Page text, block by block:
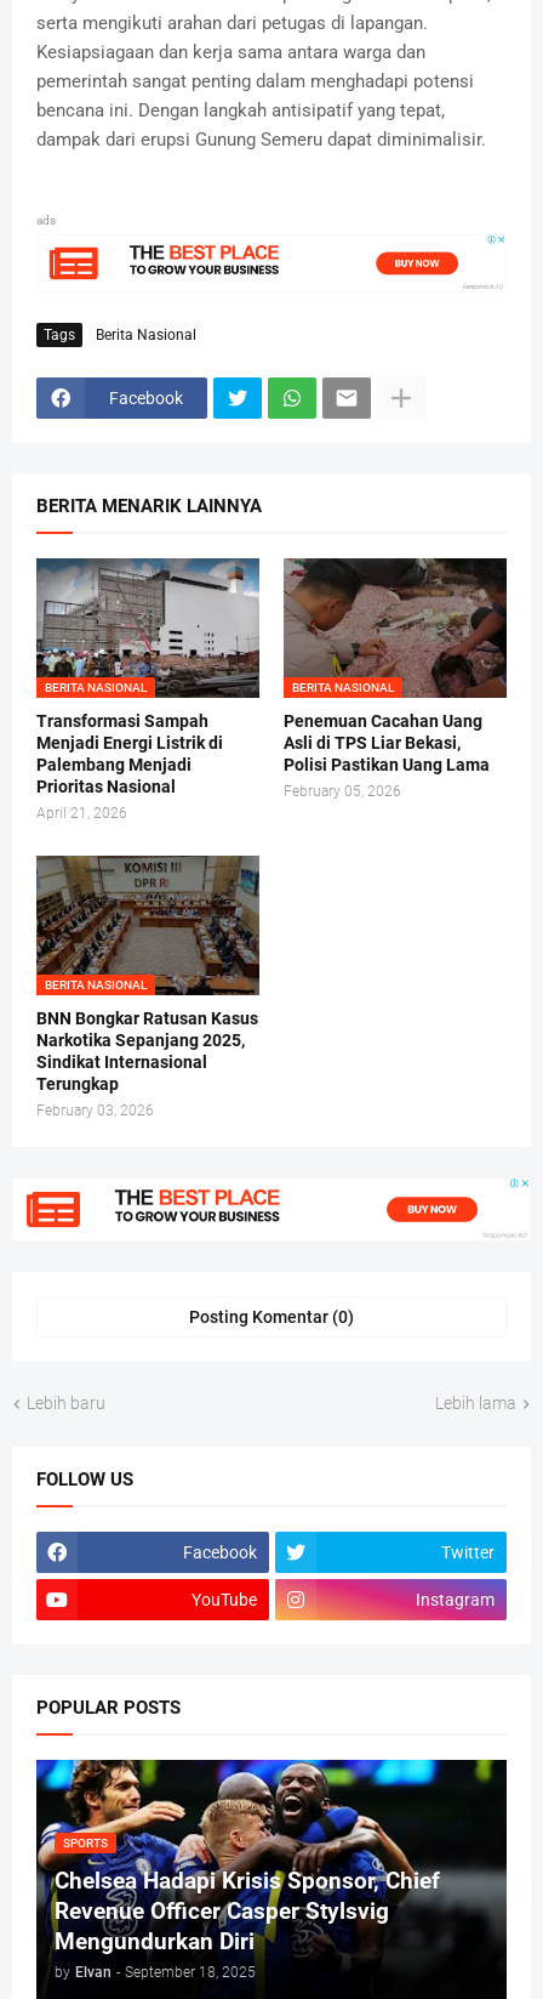
serta mengikuti arahan dari petugas di lapangan.
Kesiapsiagaan dan kerja sama antara warga dan
pemerintah sangat penting dalam menghadapi potensi
bencana ini. Dengan langkah antisipatif yang tepat,
dampak dari erupsi Gunung Semeru dapat diminimalisir.
ads
Tags Berita Nasional
Facebook
BERITA MENARIK LAINNYA
BERITA NASIONAL
Transformasi Sampah
Menjadi Energi Listrik di
Palembang Menjadi
Prioritas Nasional
April 21, 2026
BERITA NASIONAL
Penemuan Cacahan Uang
Asli di TPS Liar Bekasi,
Polisi Pastikan Uang Lama
February 05, 2026
BERITA NASIONAL
BNN Bongkar Ratusan Kasus
Narkotika Sepanjang 2025,
Sindikat Internasional
Terungkap
February 03, 2026
Posting Komentar (0)
Lebih baru Lebih lama
FOLLOW US
Facebook Twitter
YouTube Instagram
POPULAR POSTS
SPORTS
Chelsea Hadapi Krisis Sponsor, Chief
Revenue Officer Casper Stylsvig
Mengundurkan Diri
by Elvan - September 18, 2025